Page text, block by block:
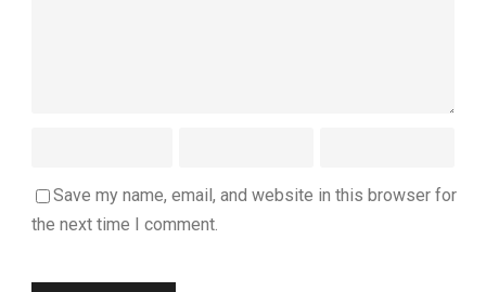
Save my name, email, and website in this browser for
the next time I comment.